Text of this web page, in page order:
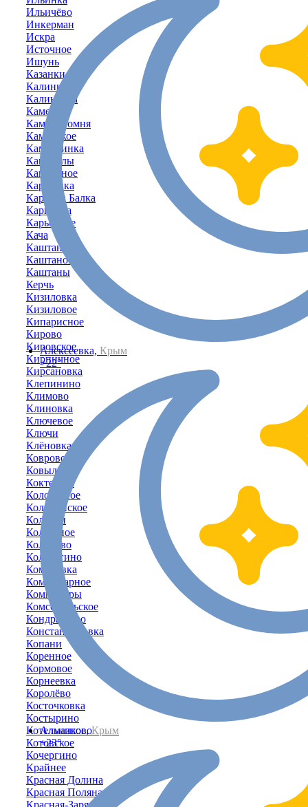
Алексеевка, Крым
+22°
Алмазное,Крым
+23°
Ильичёво
Инкерман
Искра
Источное
Ишунь
Казанки
Калинино
Калиновка
Каменка
Каменоломня
Каменское
Камышинка
Камышлы
Камышное
Карасёвка
Карпова Балка
Карповка
Карьерное
Кача
Каштановка
Каштановое
Каштаны
Керчь
Кизиловка
Кизиловое
Кипарисное
Кирово
Кировское
Кирпичное
Кирсановка
Клепинино
Климово
Клиновка
Ключевое
Ключи
Клёновка
Коврово
Ковыльное
Коктебель
Колодезное
Коломенское
Колоски
Колхозное
Кольцово
Кольчугино
Комаровка
Коммунарное
Коммунары
Комсомольское
Кондратьево
Константиновка
Копани
Коренное
Кормовое
Корнеевка
Королёво
Косточковка
Костырино
Котельниково
Котовское
Кочергино
Крайнее
Красная Долина
Красная Поляна
Красная-Заря